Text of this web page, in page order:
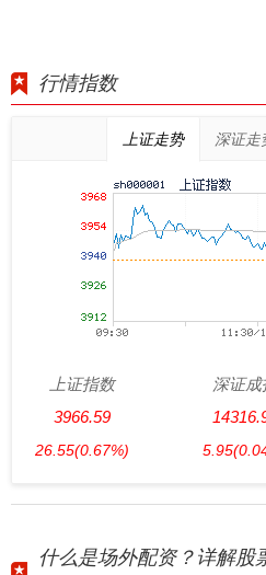
行情指数
上证走势 深证走
上证指数
3966.59
26.55(0.67%)
深证成
5.95
什么是场外配资？详解股